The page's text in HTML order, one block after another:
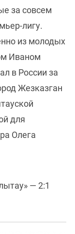
за совсем
лигу.
из молодых
Иваном
в России за
Жезказган
для
Олега
— 2:1